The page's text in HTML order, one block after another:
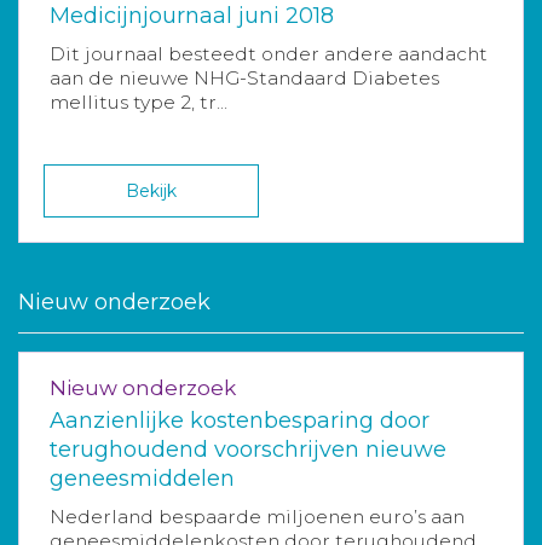
Medicijnjournaal juni 2018
Dit journaal besteedt onder andere aandacht
aan de nieuwe NHG-Standaard Diabetes
mellitus type 2, tr...
Bekijk
Nieuw onderzoek
Nieuw onderzoek
Aanzienlijke kostenbesparing door
terughoudend voorschrijven nieuwe
geneesmiddelen
Nederland bespaarde miljoenen euro’s aan
geneesmiddelenkosten door terughoudend